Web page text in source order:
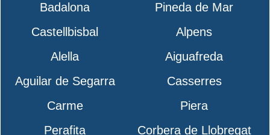
Badalona
Pineda de Mar
Castellbisbal
Alpens
Alella
Aiguafreda
Aguilar de Segarra
Casserres
Carme
Piera
Perafita
Corbera de Llobregat